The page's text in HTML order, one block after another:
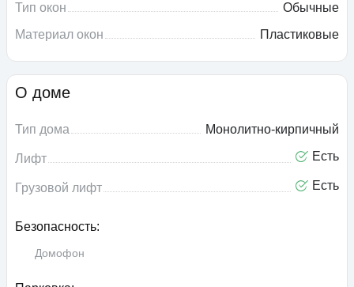
Тип окон
Обычные
Материал окон
Пластиковые
О доме
Тип дома Монолитно-кирпичный
Лифт Есть
Грузовой лифт Есть
Безопасность:
Домофон